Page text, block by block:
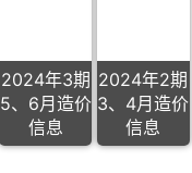
2024年3期
5、6月造价
信息
2024年2期
3、4月造价
信息